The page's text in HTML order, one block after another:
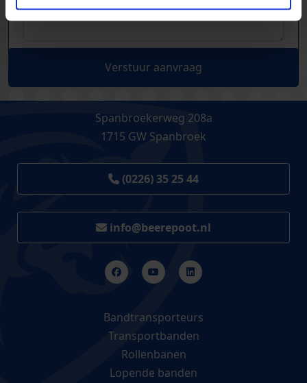
Verstuur aanvraag
Spanbroekerweg 208a
1715 GW Spanbroek
(0226) 35 25 44
info@beerepoot.nl
Bandtransporteurs
Transportbanden
Rollenbanen
Lopende banden